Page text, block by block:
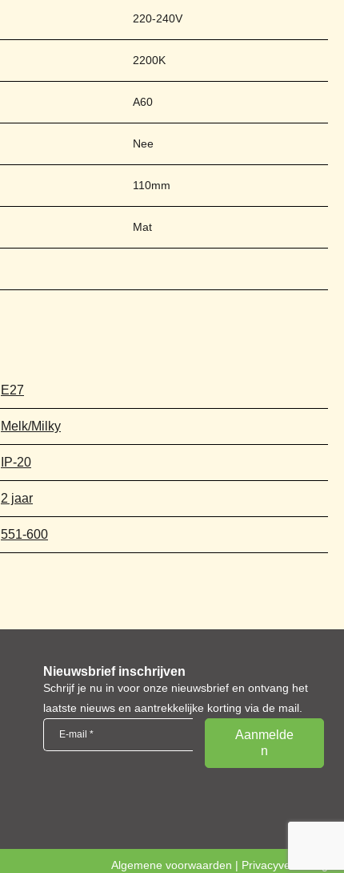
220-240V
2200K
A60
Nee
110mm
Mat
E27
Melk/Milky
IP-20
2 jaar
551-600
Nieuwsbrief inschrijven
Schrijf je nu in voor onze nieuwsbrief en ontvang het
laatste nieuws en aantrekkelijke korting via de mail.
Algemene voorwaarden | Privacyverklaring